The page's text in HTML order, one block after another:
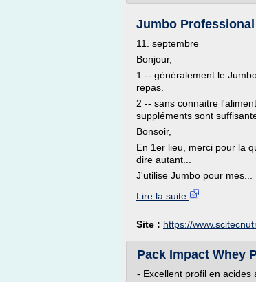
Jumbo
11. septembre
Bonjour,
1 -- généralement le
repas.
2 -- sans connaitre
suppléments sont
Bonsoir,
En 1er lieu, merci pour la
dire autant...
J'utilise Jumbo pour mes...
Lire la suite
Site : https://
Pack Impact Whey
- Excellent profil en acides